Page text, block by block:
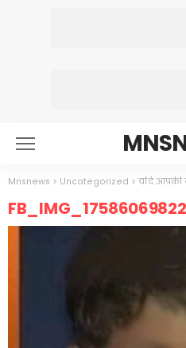
Mnsnews > Uncategorized > यदि आपकी